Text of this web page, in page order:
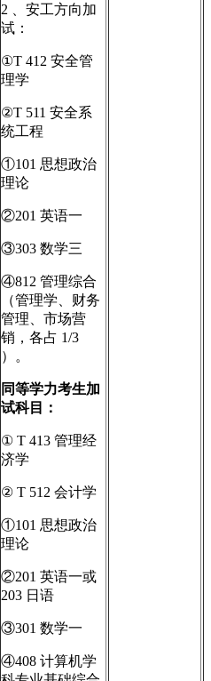
2 、安工方向加
试：
①T 412 安全管
理学
②T 511 安全系
统工程
①101 思想政治
理论
②201 英语一
③303 数学三
④812 管理综合
（管理学、财务
管理、市场营
销，各占 1/3
）。
同等学力考生加
试科目：
① T 413 管理经
济学
② T 512 会计学
①101 思想政治
理论
②201 英语一或
203 日语
③301 数学一
④408 计算机学